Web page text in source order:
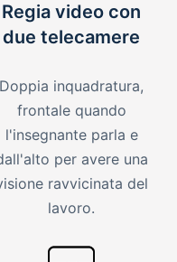
Regia video con
due telecamere
Doppia inquadratura,
frontale quando
l'insegnante parla e
per avere una
ravvicinata del
lavoro.